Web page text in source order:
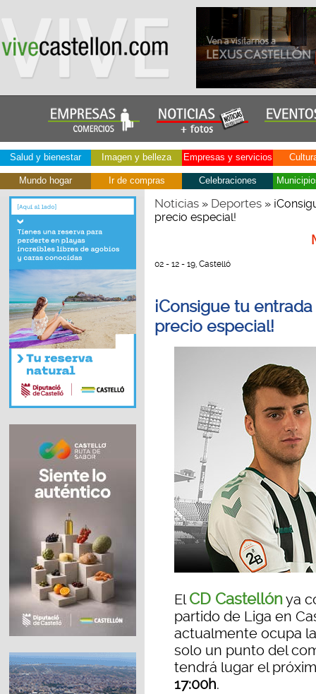
Salud y bienestar Imagen y belleza Empresas y servicios
Mundo hogar Ir de compras Celebraciones
Noticias» Deportes»
precio especial!
02 - 12 - 19, Castelló
¡Consigue tu
precio especial!
ElCD Castellónya
partido de Liga en
actualmente ocupa
solo un punto del
tendrá lugar el
17:00h.